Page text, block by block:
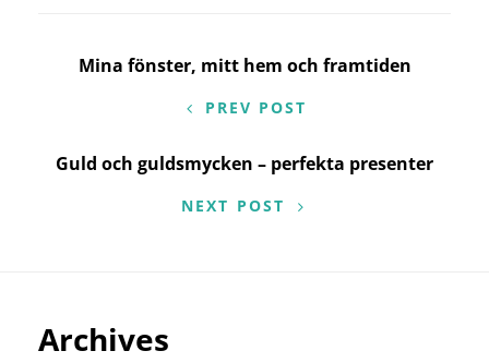
Inläggsnavigering
Mina fönster, mitt hem och framtiden
PREV POST
Guld och guldsmycken – perfekta presenter
NEXT POST
Archives